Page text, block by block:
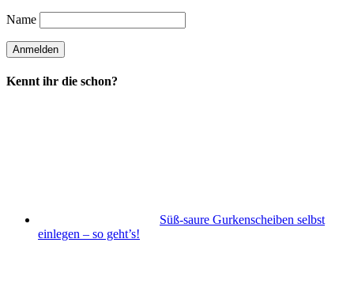
Name
Kennt ihr die schon?
Süß-saure Gurkenscheiben selbst
einlegen – so geht’s!